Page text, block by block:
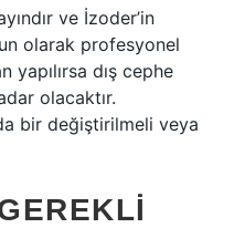
ve İzoder’in
olarak profesyonel
yapılırsa dış cephe
olacaktır.
bir değiştirilmeli veya